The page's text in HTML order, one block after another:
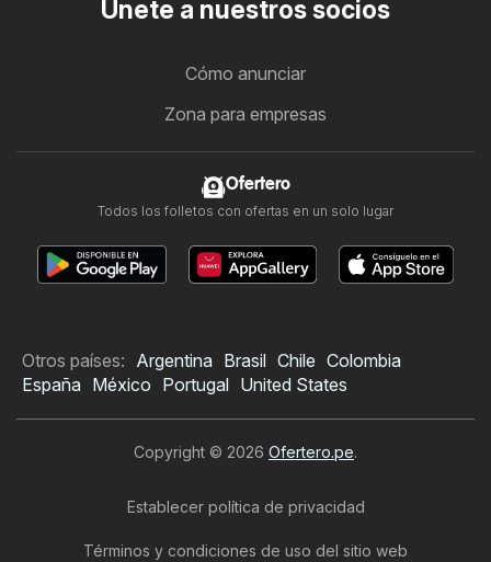
Únete a nuestros socios
Cómo anunciar
Zona para empresas
Ofertero
Todos los folletos con ofertas en un solo lugar
Otros países: Argentina Brasil Chile Colombia
España México Portugal United States
Copyright © 2026 Ofertero.pe.
Establecer política de privacidad
Términos y condiciones de uso del sitio web